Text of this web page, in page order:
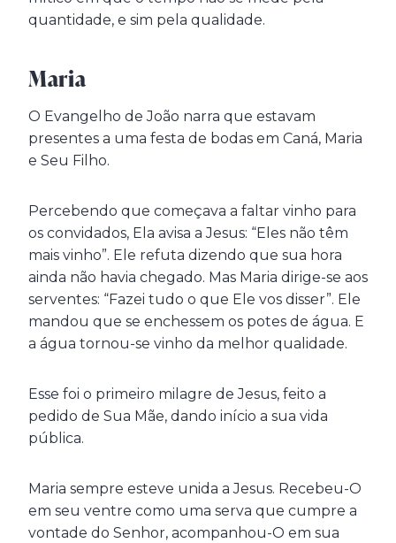
quantidade, e sim pela qualidade.
Maria
O Evangelho de João narra que estavam
presentes a uma festa de bodas em Caná, Maria
e Seu Filho.
Percebendo que começava a faltar vinho para
os convidados, Ela avisa a Jesus: “Eles não têm
mais vinho”. Ele refuta dizendo que sua hora
ainda não havia chegado. Mas Maria dirige-se aos
serventes: “Fazei tudo o que Ele vos disser”. Ele
mandou que se enchessem os potes de água. E
a água tornou-se vinho da melhor qualidade.
Esse foi o primeiro milagre de Jesus, feito a
pedido de Sua Mãe, dando início a sua vida
pública.
Maria sempre esteve unida a Jesus. Recebeu-O
em seu ventre como uma serva que cumpre a
vontade do Senhor, acompanhou-O em sua